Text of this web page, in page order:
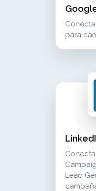
para
linkedin
advertising
Lead